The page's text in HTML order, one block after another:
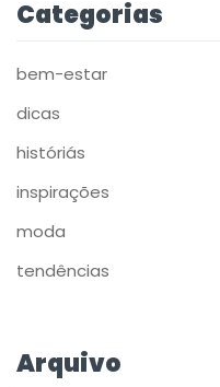
Categorias
bem-estar
dicas
históriás
inspirações
moda
tendências
Arquivo